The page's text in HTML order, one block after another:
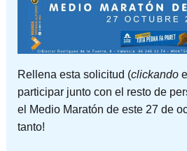
Rellena esta solicitud (clickando
participar junto con el resto de
el Medio Maratón de este 27 de
tanto!